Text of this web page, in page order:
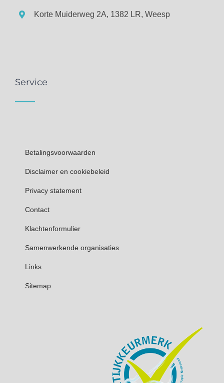
Korte Muiderweg 2A, 1382 LR, Weesp
Service
Betalingsvoorwaarden
Disclaimer en cookiebeleid
Privacy statement
Contact
Klachtenformulier
Samenwerkende organisaties
Links
Sitemap